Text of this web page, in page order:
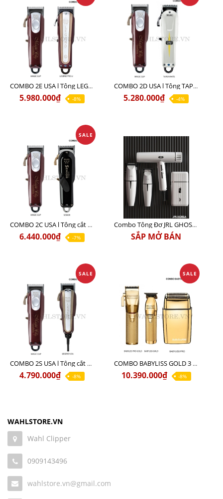
COMBO 2E USA l Tông LEGEND PRO LI + Tông MAGIC CLIP
5.980.000₫ -8%
COMBO 2D USA l Tông TAPER WHITE + Tông MAGIC CLIP
5.280.000₫ -4%
SALE
COMBO 2C USA l Tông cắt Senior + Tông cắt Magic clip
6.440.000₫ -7%
Combo Tông Đơ JRL GHOST 3 Limited Edition Chính Hãng USA
SẮP MỞ BÁN
SALE
COMBO 2S USA l Tông cắt LEGEND USA CÓ DÂY 220V + Tông pin MAGIC CLIP
4.790.000₫ -8%
SALE
COMBO BABYLISS GOLD 3 cao cấp chính hãng
10.390.000₫ -8%
WAHLSTORE.VN
Wahl Clipper
0909143496
wahlstore.vn@gmail.com